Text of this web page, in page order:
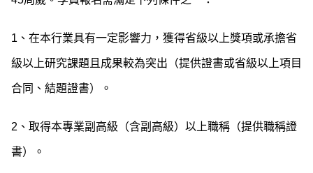
1、在本行業具有一定影響力，獲得省級以上獎項或承擔省
級以上研究課題且成果較為突出（提供證書或省級以上項目
合同、結題證書）。
2、取得本專業副高級（含副高級）以上職稱（提供職稱證
書）。